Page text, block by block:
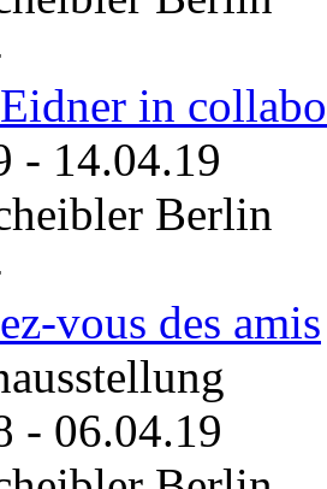
in
- 14.04.19
Berlin
vous des amis
- 06.04.19